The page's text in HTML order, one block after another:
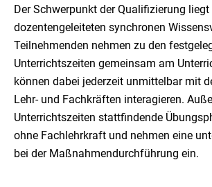
Der Schwerpunkt der Qualifizierung liegt
dozentengeleiteten synchronen
Teilnehmenden nehmen zu den
Unterrichtszeiten gemeinsam am
können dabei jederzeit unmittelbar mit
Lehr- und Fachkräften interagieren.
Unterrichtszeiten stattfindende
ohne Fachlehrkraft und nehmen eine
bei der Maßnahmendurchführung ein.